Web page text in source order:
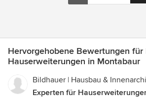
Hervorgehobene Bewertungen für
Hauserweiterungen in Montabaur
Bildhauer | Hausbau &
Experten für